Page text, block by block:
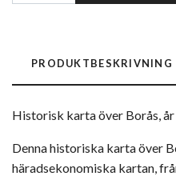
PRODUKTBESKRIVNING
Historisk karta över Borås,
Denna historiska karta över
häradsekonomiska kartan,